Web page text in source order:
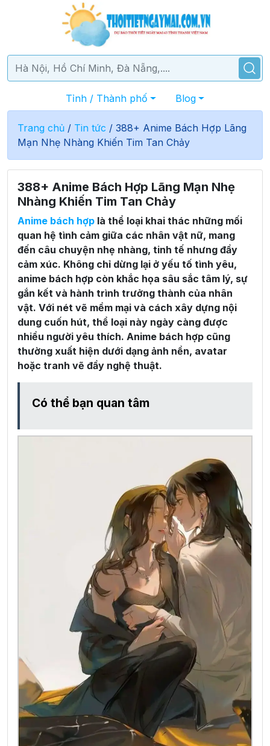
Tỉnh / Thành phố Blog
Trang chủ / Tin tức / 388+ Anime Bách Hợp Lãng
Mạn Nhẹ Nhàng Khiến Tim Tan Chảy
388+ Anime Bách Hợp Lãng Mạn Nhẹ
Nhàng Khiến Tim Tan Chảy
Anime bách hợp là thể loại khai thác những mối
quan hệ tình cảm giữa các nhân vật nữ, mang
đến câu chuyện nhẹ nhàng, tinh tế nhưng đầy
cảm xúc. Không chỉ dừng lại ở yếu tố tình yêu,
anime bách hợp còn khắc họa sâu sắc tâm lý, sự
gắn kết và hành trình trưởng thành của nhân
vật. Với nét vẽ mềm mại và cách xây dựng nội
dung cuốn hút, thể loại này ngày càng được
nhiều người yêu thích. Anime bách hợp cũng
thường xuất hiện dưới dạng ảnh nền, avatar
hoặc tranh vẽ đầy nghệ thuật.
Có thể bạn quan tâm